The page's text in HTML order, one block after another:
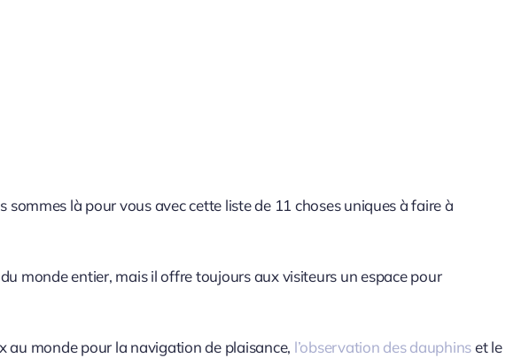
là pour vous avec cette liste de 11 choses uniques à faire à
monde entier, mais il offre toujours aux visiteurs un espace pour
au monde pour la navigation de plaisance, l’observation des dauphinset le